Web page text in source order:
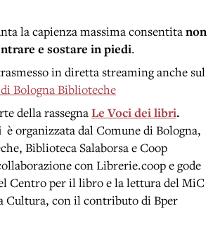
la capienza massima consentitanon
e sostare in piedi.
in diretta streaming anche sul
Bologna Biblioteche
della rassegnaLe Voci dei libri.
è organizzata dal Comune di Bologna,
Biblioteca Salaborsa e Coop
con Librerie.coop e gode
Centro per il libro e la lettura del MiC
Cultura, con il contributo di Bper